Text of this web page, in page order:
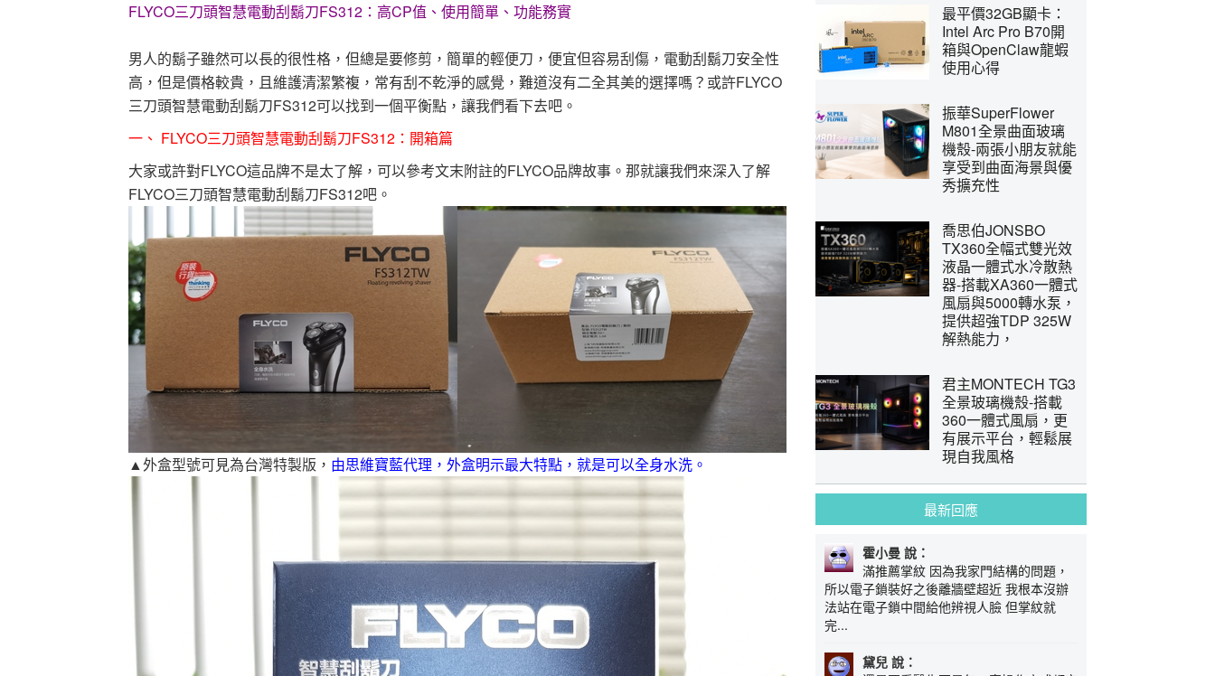
FLYCO三刀頭智慧電動刮鬍刀FS312：高CP值、使用簡單、功能務實
男人的鬍子雖然可以長的很性格，但總是要修剪，簡單的輕便刀，便宜但容易刮傷，電動刮鬍刀安全性
高，但是價格較貴，且維護清潔繁複，常有刮不乾淨的感覺，難道沒有二全其美的選擇嗎？或許FLYCO
三刀頭智慧電動刮鬍刀FS312可以找到一個平衡點，讓我們看下去吧。
一、 FLYCO三刀頭智慧電動刮鬍刀FS312：開箱篇
大家或許對FLYCO這品牌不是太了解，可以參考文末附註的FLYCO品牌故事。那就讓我們來深入了解
FLYCO三刀頭智慧電動刮鬍刀FS312吧。
▲外盒型號可見為台灣特製版， 由思維寶藍代理，外盒明示最大特點，就是可以全身水洗。
最平價32GB顯卡：
Intel Arc Pro B70開
箱與OpenClaw龍蝦
使用心得
振華SuperFlower
M801全景曲面玻璃
機殼-兩張小朋友就能
享受到曲面海景與優
秀擴充性
喬思伯JONSBO
TX360全幅式雙光效
液晶一體式水冷散熱
器-搭載XA360一體式
風扇與5000轉水泵，
提供超強TDP 325W
解熱能力，
君主MONTECH TG3
全景玻璃機殼-搭載
360一體式風扇，更
有展示平台，輕鬆展
現自我風格
最新回應
霍小曼 說：
滿推薦掌紋 因為我家門結構的問題，
所以電子鎖裝好之後離牆壁超近 我根本沒辦
法站在電子鎖中間給他辨視人臉 但掌紋就
完...
黛兒 說：